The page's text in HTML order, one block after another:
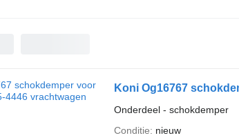
Koni Og16767
Onderdeel - schokdemper
Conditie
nieuw